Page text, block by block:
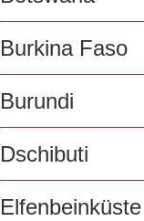
Burkina Faso
Burundi
Dschibuti
Elfenbeinküste